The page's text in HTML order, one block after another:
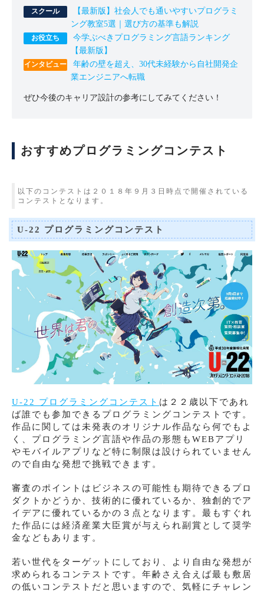
【最新版】社会人でも通いやすいプログラミ
ング教室5選｜選び方の基準も解説
今学ぶべきプログラミング言語ランキング
【最新版】
年齢の壁を超え、30代未経験から自社開発企
業エンジニアへ転職
ぜひ今後のキャリア設計の参考にしてみてください！
おすすめプログラミングコンテスト
以下のコンテストは２０１８年９月３日時点で開催されている
コンテストとなります。
U-22 プログラミングコンテスト
U-22 プログラミングコンテスト は２２歳以下であれ
ば誰でも参加できるプログラミングコンテストです。
作品に関しては未発表のオリジナル作品なら何でもよ
く、プログラミング言語や作品の形態もWEBアプリ
やモバイルアプリなど特に制限は設けられていません
ので自由な発想で挑戦できます。
審査のポイントはビジネスの可能性も期待できるプロ
ダクトかどうか、技術的に優れているか、独創的でア
イデアに優れているかの３点となります。最もすぐれ
た作品には経済産業大臣賞が与えられ副賞として奨学
金などもあります。
若い世代をターゲットにしており、より自由な発想が
求められるコンテストです。年齢さえ合えば最も敷居
の低いコンテストだと思いますので、気軽にチャレン